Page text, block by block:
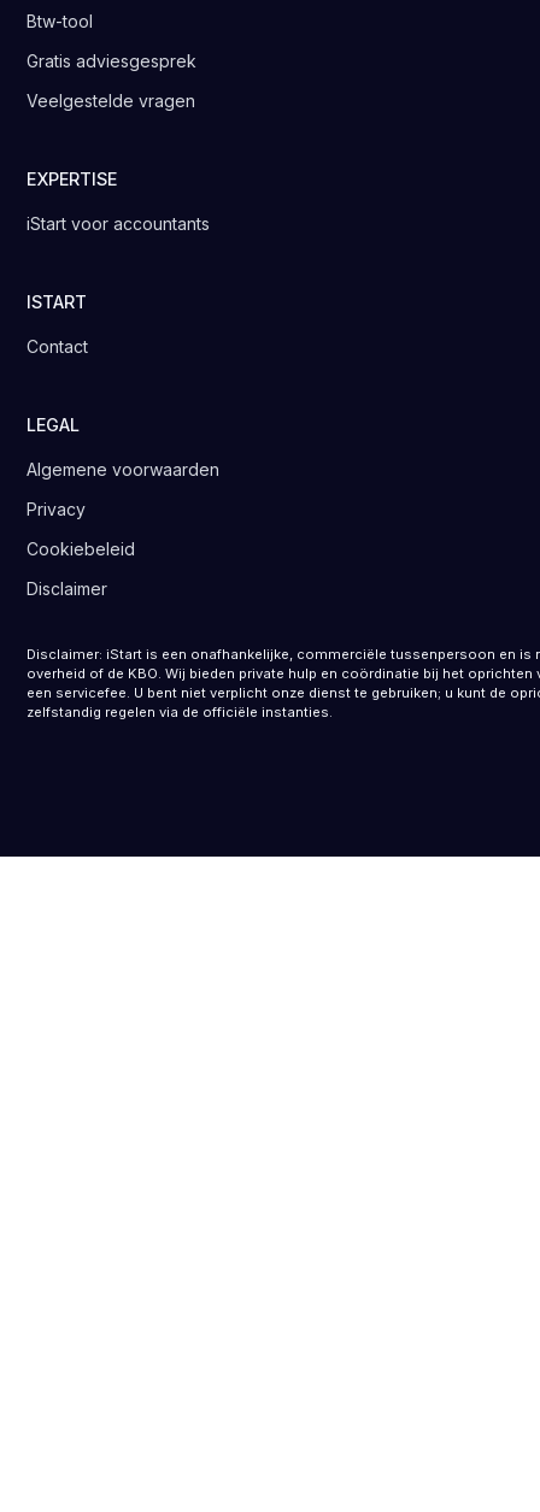
Btw-tool
Gratis adviesgesprek
Veelgestelde vragen
EXPERTISE
iStart voor accountants
ISTART
Contact
LEGAL
Algemene voorwaarden
Privacy
Cookiebeleid
Disclaimer
Disclaimer: iStart is een onafhankelijke, commerciële tussenpersoon en is
overheid of de KBO. Wij bieden private hulp en coördinatie bij het
een servicefee. U bent niet verplicht onze dienst te gebruiken; u kunt de
zelfstandig regelen via de officiële instanties.